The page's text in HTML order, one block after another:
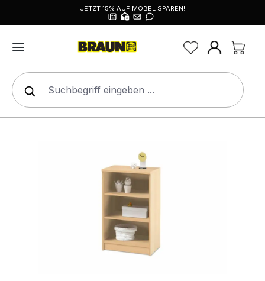
JETZT 15% AUF MÖBEL SPAREN!